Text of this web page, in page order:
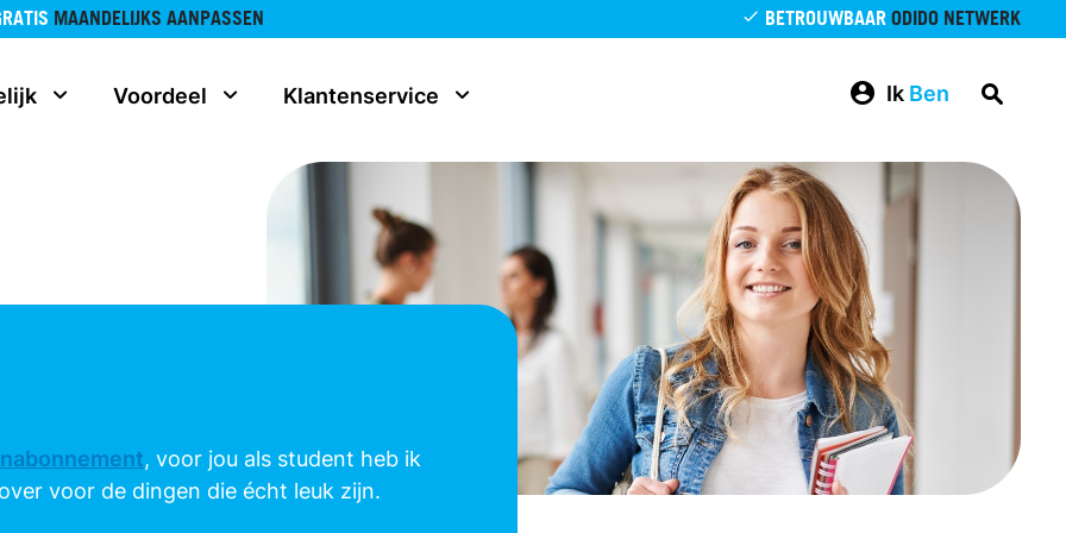
MAANDELIJKS AANPASSEN BETROUWBAAR ODIDO NETWERK
Voordeel Klantenservice Ik Ben
, voor jou als student heb ik
voor de dingen die écht leuk zijn.